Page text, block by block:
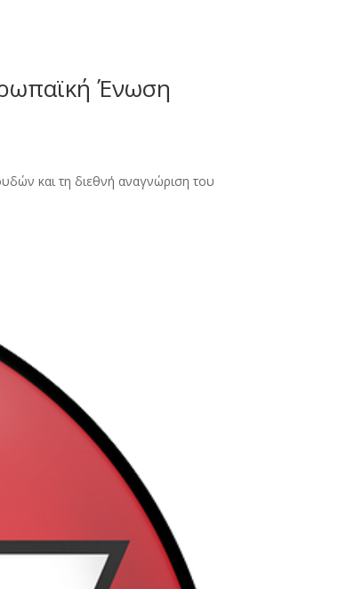
Ένωση
και τη διεθνή αναγνώριση του